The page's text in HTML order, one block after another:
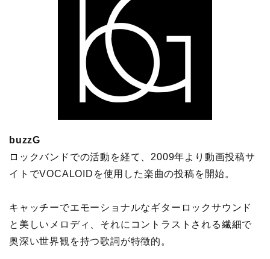
buzzG
ロックバンドでの活動を経て、2009年より動画投稿サ
イトでVOCALOIDを使用した楽曲の投稿を開始。
キャッチーでエモーショナルなギターロックサウンド
と美しいメロディ、それにコントラストされる繊細で
奥深い世界観を持つ歌詞が特徴的。